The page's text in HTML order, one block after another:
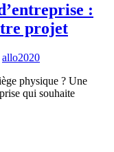
:
projet
allo2020
physique ? Une
qui souhaite